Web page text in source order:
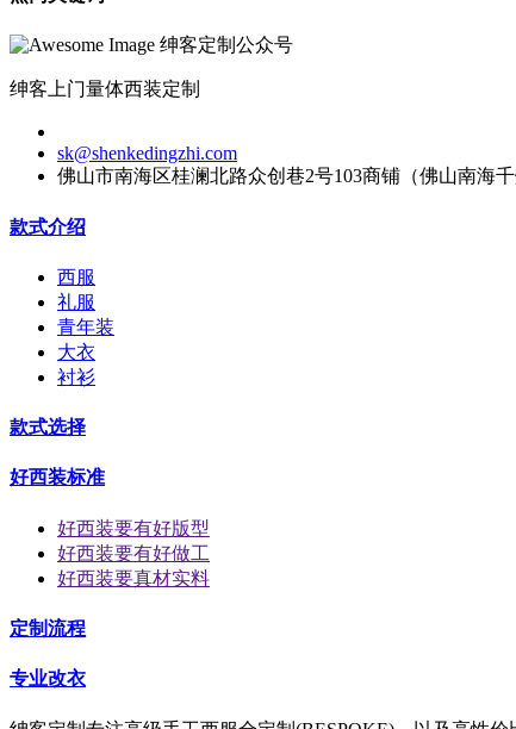
绅客定制公众号
绅客上门量体西装定制
sk@shenkedingzhi.com
佛山市南海区桂澜北路众创巷2号103商铺（佛山南海
款式介绍
西服
礼服
青年装
大衣
衬衫
款式选择
好西装标准
好西装要有好版型
好西装要有好做工
好西装要真材实料
定制流程
专业改衣